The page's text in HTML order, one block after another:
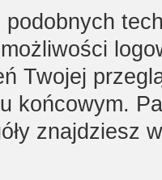
Twojej
końcowym.
znajdziesz